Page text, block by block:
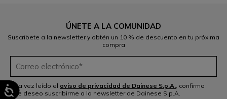
ÚNETE A LA COMUNIDAD
Suscríbete a la newsletter y obtén un 10 % de descuento en tu próxima
compra
Una vez leído el aviso de privacidad de Dainese S.p.A., confirmo
que deseo suscribirme a la newsletter de Dainese S.p.A.